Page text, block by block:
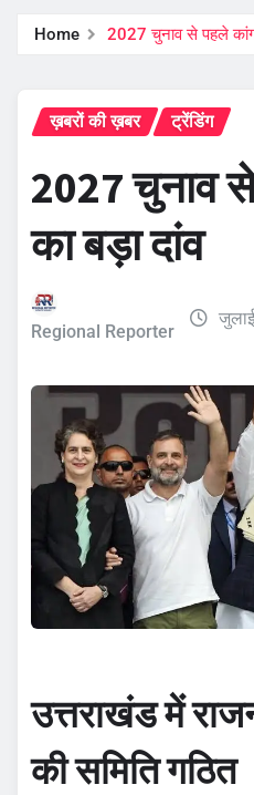
Home 2027 चुनाव से पहले
ख़बरों की ख़बर ट्रेंडिंग
2027 चुनाव
का बड़ा दांव
Regional Reporter
उत्तराखंड में
की समिति गठित